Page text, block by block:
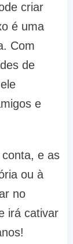
criar
é uma
Com
de
e
e as
ou à
no
irá cativar